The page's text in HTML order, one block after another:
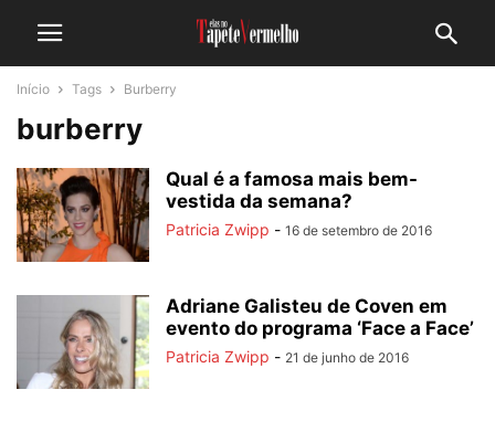
Início Tags Burberry
burberry
Qual é a famosa mais bem-
vestida da semana?
Patricia Zwipp - 16 de setembro de 2016
Adriane Galisteu de Coven em
evento do programa ‘Face a Face’
Patricia Zwipp - 21 de junho de 2016